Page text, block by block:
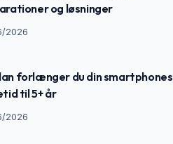
og løsninger
2026
forlænger du din smartphones
til 5+ år
2026